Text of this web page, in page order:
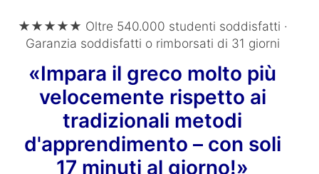
★★★★★ Oltre 540.000 studenti soddisfatti ·
Garanzia soddisfatti o rimborsati di 31 giorni
«Impara il greco molto più
velocemente rispetto ai
tradizionali metodi
d'apprendimento – con soli
17 minuti al giorno!»